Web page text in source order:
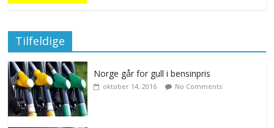
Tilfeldige
Norge går for gull i bensinpris
oktober 14, 2016 No Comments